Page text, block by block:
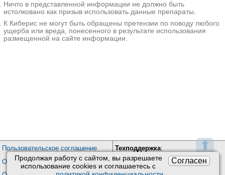
⬆
Согласен
Продолжая работу с сайтом, вы разрешаете
использование сookies и соглашаетесь с
К+31 на Лобачевского
Москва; ул. Лобачевского, д. 42, стр. 4; м. Проспект Вернадского
+7(499..показать
18600-27940₽ Запись
Стомед в Лыткарино
Лыткарино; квартал 3А, д. 1; м. Жулебино
+7(495..показать
Ничто в представленной информации не должно быть
истолковано как призыв использовать данные препараты.
К Киберис не могут быть обращены претензии по поводу любого
ущерба или вреда, понесенного в результате использования
размещенной на сайте информации.
Пользовательское соглашение
Обработка персональных данных
Техподдержка:
Обратная связь
Почта: kiberis@mail.ru